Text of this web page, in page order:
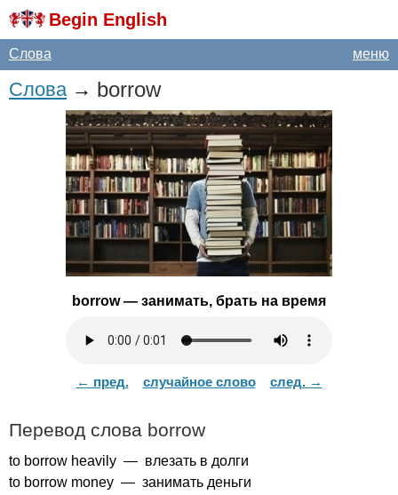
Begin English
меню
Слова
Слова→ borrow
borrow— занимать, брать на время
← пред. случайное слово след. →
Перевод слова borrow
to borrow heavily — влезать в долги
to borrow money — занимать деньги